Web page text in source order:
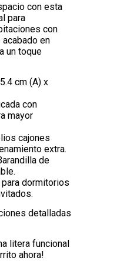
con esta
para
con
en
un toque
cm (A) x
con
mayor
cajones
extra.
de
dormitorios
detalladas
litera funcional
ahora!